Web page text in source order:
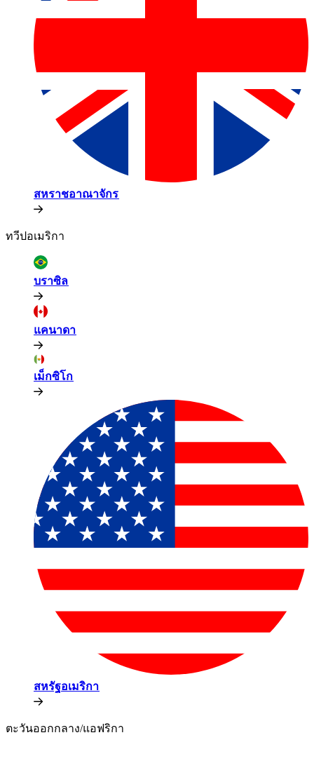
สหราชอาณาจักร​​
ทวีปอเมริกา​​
บราซิล​​
แคนาดา​​
เม็กซิโก​​
สหรัฐอเมริกา​​
ตะวันออกกลาง/แอฟริกา​​